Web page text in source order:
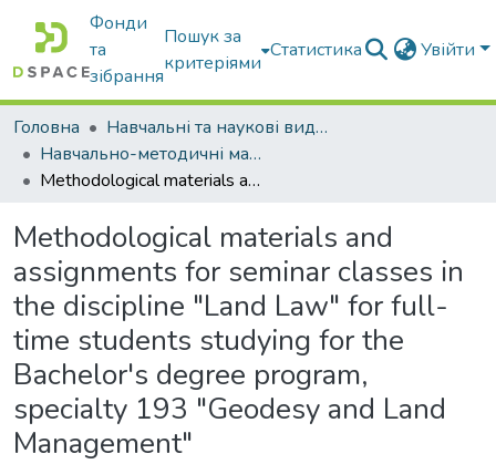
Фонди
та
зібрання
Пошук за
критеріями
Статистика Увійти
Головна
Навчальні та наукові видання
Навчально-методичні матеріали
Methodological materials and assignments for seminar classes in the discipline "Land Law" for full-time students studying for the Bachelor's degree program, specialty 193 "Geodesy and Land Management"
Methodological materials and
assignments for seminar classes in
the discipline "Land Law" for full-
time students studying for the
Bachelor's degree program,
specialty 193 "Geodesy and Land
Management"